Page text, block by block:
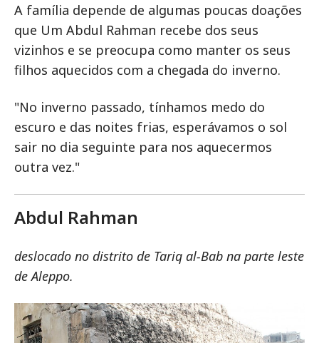
A família depende de algumas poucas doações
que Um Abdul Rahman recebe dos seus
vizinhos e se preocupa como manter os seus
filhos aquecidos com a chegada do inverno.
"No inverno passado, tínhamos medo do
escuro e das noites frias, esperávamos o sol
sair no dia seguinte para nos aquecermos
outra vez."
Abdul Rahman
deslocado no distrito de Tariq al-Bab na parte leste
de Aleppo.